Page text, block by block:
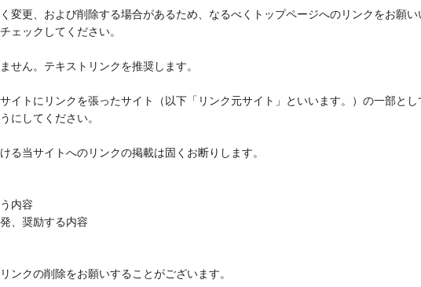
変更、および削除する場合があるため、なるべくトップページへのリンクをお願
ェックしてください。
せん。テキストリンクを推奨します。
イトにリンクを張ったサイト（以下「リンク元サイト」といいます。）の一部と
にしてください。
る当サイトへのリンクの掲載は固くお断りします。
内容
、奨励する内容
ンクの削除をお願いすることがございます。